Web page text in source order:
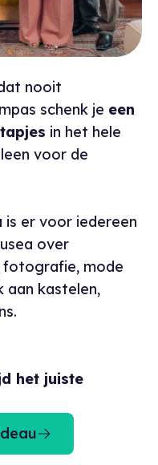
nooit
schenk je een
in het hele
voor de
is er voor iedereen
over
fotografie, mode
aan kastelen,
het juiste